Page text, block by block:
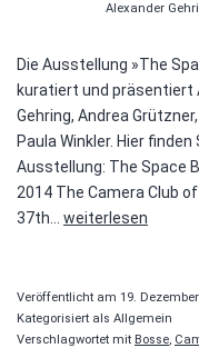
Alexander
Die Ausstellung »The
kuratiert und präsentiert
Gehring, Andrea
Paula Winkler. Hier
Ausstellung: The Space
2014 The Camera Club
37th… The
weiterlesen
Veröffentlicht am 19.
Kategorisiert als Allgemein
Verschlagwortet mit Bosse,